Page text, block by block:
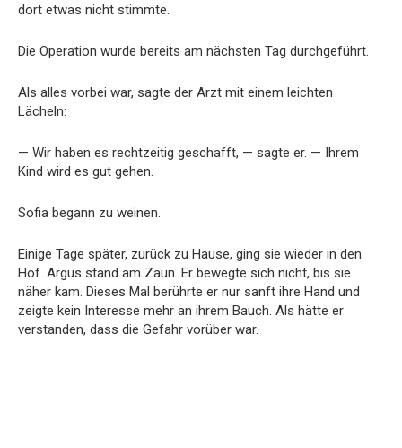
dort etwas nicht stimmte.
Die Operation wurde bereits am nächsten Tag durchgeführt.
Als alles vorbei war, sagte der Arzt mit einem leichten
Lächeln:
— Wir haben es rechtzeitig geschafft, — sagte er. — Ihrem
Kind wird es gut gehen.
Sofia begann zu weinen.
Einige Tage später, zurück zu Hause, ging sie wieder in den
Hof. Argus stand am Zaun. Er bewegte sich nicht, bis sie
näher kam. Dieses Mal berührte er nur sanft ihre Hand und
zeigte kein Interesse mehr an ihrem Bauch. Als hätte er
verstanden, dass die Gefahr vorüber war.